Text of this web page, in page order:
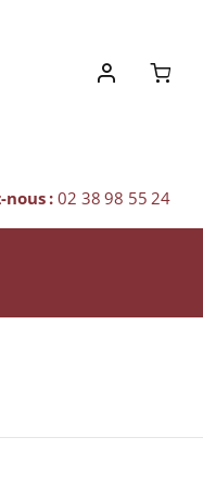
nous :02 38 98 55 24